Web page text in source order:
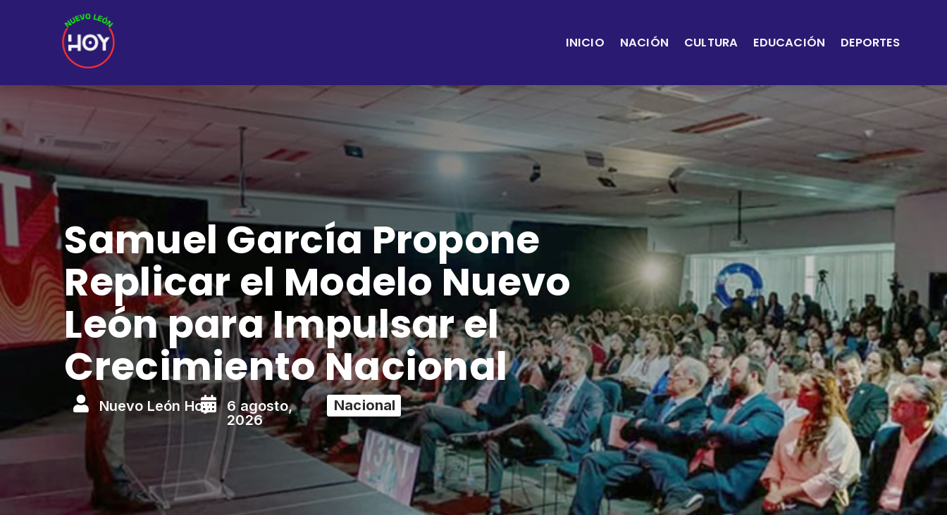
INICIO NACIÓN CULTURA EDUCACIÓN DEPORTES
Samuel García Propone
Replicar el Modelo Nuevo
León para Impulsar el
Crecimiento Nacional
 Nuevo León Hoy

6 agosto,
2026
Nacional